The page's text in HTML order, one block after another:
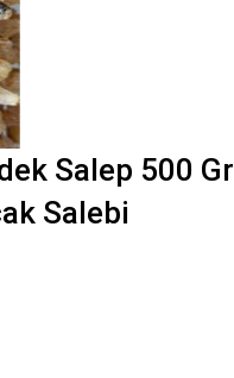
Salep 500 Gr
Salebi